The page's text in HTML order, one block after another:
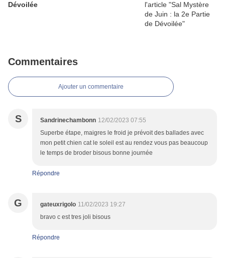
Dévoilée
Commentaires
Ajouter un commentaire
S Sandrinechambonn 12/02/2023 07:55
Superbe étape, maigres le froid je prévoit des ballades avec
mon petit chien cat le soleil est au rendez vous pas beaucoup
le temps de broder bisous bonne journée
Répondre
G gateuxrigolo 11/02/2023 19:27
bravo c est tres joli bisous
Répondre